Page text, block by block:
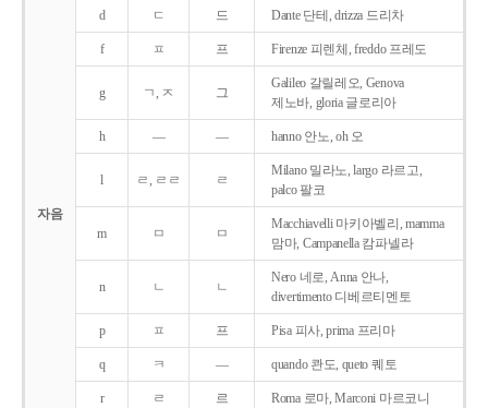
자음
d ㄷ 드 Dante 단테, drizza 드리차
f ㅍ 프 Firenze 피렌체, freddo 프레도
g ㄱ, ㅈ 그
Galileo 갈릴레오, Genova
제노바, gloria 글로리아
h ― ― hanno 안노, oh 오
l ㄹ, ㄹㄹ ㄹ
Milano 밀라노, largo 라르고,
palco 팔코
m ㅁ ㅁ
Macchiavelli 마키아벨리, mamma
맘마, Campanella 캄파넬라
n ㄴ ㄴ
Nero 네로, Anna 안나,
divertimento 디베르티멘토
p ㅍ 프 Pisa 피사, prima 프리마
q ㅋ ― quando 콴도, queto 퀘토
r ㄹ 르 Roma 로마, Marconi 마르코니